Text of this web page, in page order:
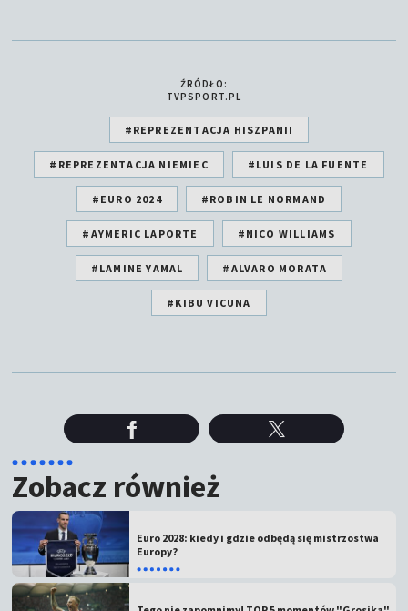
ŹRÓDŁO:
TVPSPORT.PL
#REPREZENTACJA HISZPANII
#REPREZENTACJA NIEMIEC #LUIS DE LA FUENTE
#EURO 2024 #ROBIN LE NORMAND
#AYMERIC LAPORTE #NICO WILLIAMS
#LAMINE YAMAL #ALVARO MORATA
#KIBU VICUNA
Zobacz również
Euro 2028: kiedy i gdzie odbędą się mistrzostwa
Europy?